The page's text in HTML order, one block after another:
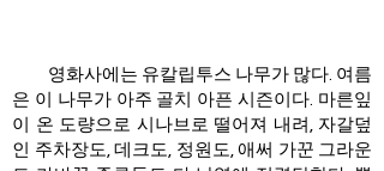
영화사에는 유칼립투스 나무가 많다. 여름
은 이 나무가 아주 골치 아픈 시즌이다. 마른잎
이 온 도량으로 시나브로 떨어져 내려, 자갈덮
인 주차장도, 데크도, 정원도, 애써 가꾼 그라운